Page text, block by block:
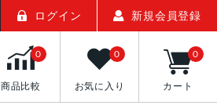
ログイン 新規会員登録
商品比較
0
お気に入り
0
カート
0